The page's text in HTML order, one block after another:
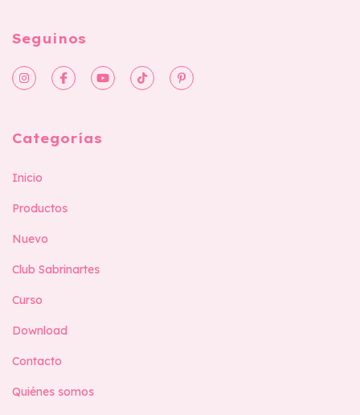
Seguinos
Categorías
Inicio
Productos
Nuevo
Club Sabrinartes
Curso
Download
Contacto
Quiénes somos